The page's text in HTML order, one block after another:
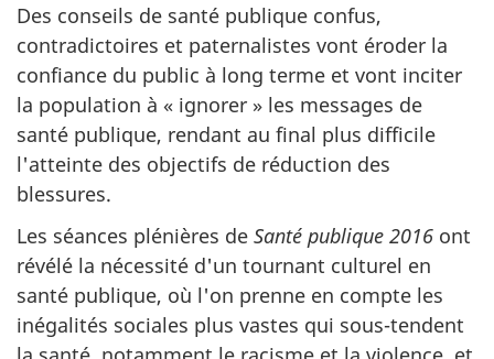
Des conseils de santé publique confus,
contradictoires et paternalistes vont éroder la
confiance du public à long terme et vont inciter
la population à « ignorer » les messages de
santé publique, rendant au final plus difficile
l'atteinte des objectifs de réduction des
blessures.
Les séances plénières de Santé publique 2016 ont
révélé la nécessité d'un tournant culturel en
santé publique, où l'on prenne en compte les
inégalités sociales plus vastes qui sous-tendent